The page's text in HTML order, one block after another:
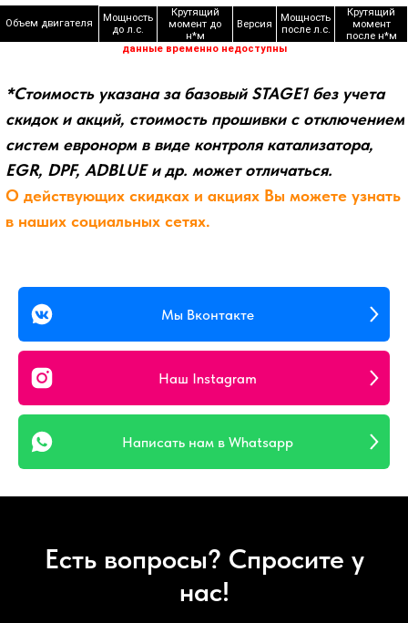
Объем двигателя
Мощность
до л.с.
Крутящий
момент до
н*м
Версия
Мощность
после л.с.
Крутящий
момент
после н*м
данные временно недоступны
Мы Вконтакте
Наш Instagram
Написать нам в Whatsapp
Есть вопросы? Спросите у
нас!